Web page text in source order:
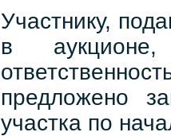
Участнику,
в
предложено
участка по